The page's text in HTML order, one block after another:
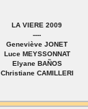
LA VIERE 2009
----
Geneviève JONET
Luce MEYSSONNAT
Elyane BAÑOS
Christiane CAMILLERI